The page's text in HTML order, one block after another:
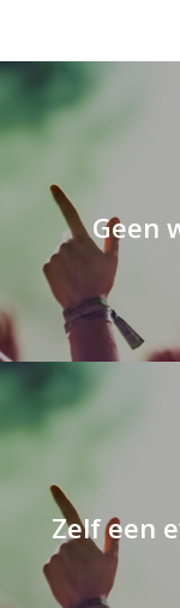
Geen
Zelf een